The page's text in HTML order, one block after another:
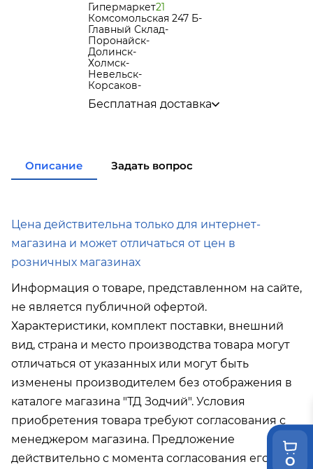
0
Гипермаркет21
Комсомольская 247 Б-
Главный Склад-
Поронайск-
Долинск-
Холмск-
Невельск-
Корсаков-
Бесплатная доставка
от 35 000р
в город Поронайск при покупке
Описание Задать вопрос
Цена действительна только для интернет-
магазина и может отличаться от цен в
розничных магазинах
Информация о товаре, представленном на сайте,
не является публичной офертой.
Характеристики, комплект поставки, внешний
вид, страна и место производства товара могут
отличаться от указанных или могут быть
изменены производителем без отображения в
каталоге магазина "ТД Зодчий". Условия
приобретения товара требуют согласования с
менеджером магазина. Предложение
действительно с момента согласования его с